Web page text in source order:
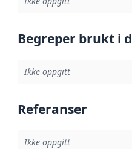
Begreper brukt i
Ikke oppgitt
Referanser
Ikke oppgitt